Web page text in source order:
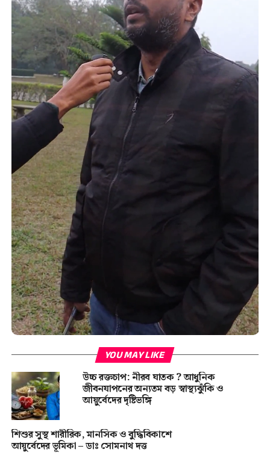
YOU MAY LIKE
উচ্চ রক্তচাপ: নীরব ঘাতক ? আধুনিক
জীবনযাপনের অন্যতম বড় স্বাস্থ্যঝুঁকি ও
আয়ুর্বেদের দৃষ্টিভঙ্গি
শিশুর সুস্থ শারীরিক, মানসিক ও বুদ্ধিবিকাশে
আয়ুর্বেদের ভূমিকা – ডাঃ সোমনাথ দত্ত